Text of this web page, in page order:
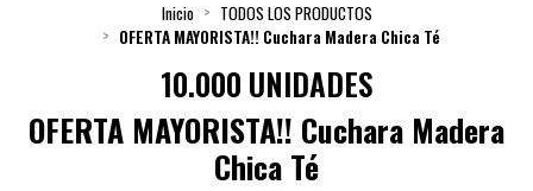
Inicio
TODOS LOS PRODUCTOS
OFERTA MAYORISTA!! Cuchara Madera Chica Té
10.000 UNIDADES
OFERTA MAYORISTA!! Cuchara Madera
Chica Té